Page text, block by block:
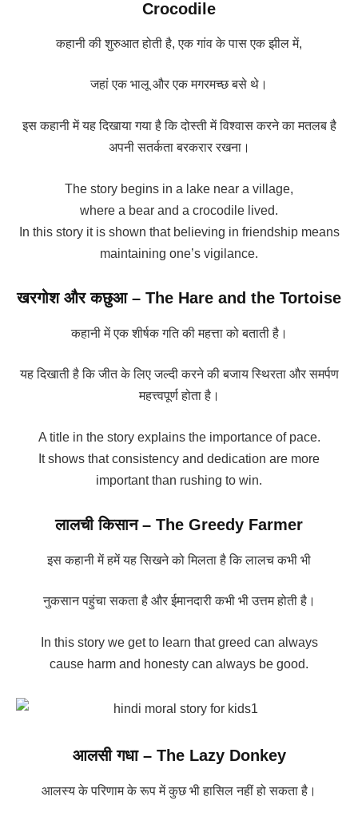
Crocodile
कहानी की शुरुआत होती है, एक गांव के पास एक झील में,
जहां एक भालू और एक मगरमच्छ बसे थे।
इस कहानी में यह दिखाया गया है कि दोस्ती में विश्वास करने का मतलब है
अपनी सतर्कता बरकरार रखना।
The story begins in a lake near a village,
where a bear and a crocodile lived.
In this story it is shown that believing in friendship means
maintaining one’s vigilance.
खरगोश और कछुआ – The Hare and the Tortoise
कहानी में एक शीर्षक गति की महत्ता को बताती है।
यह दिखाती है कि जीत के लिए जल्दी करने की बजाय स्थिरता और समर्पण
महत्त्वपूर्ण होता है।
A title in the story explains the importance of pace.
It shows that consistency and dedication are more
important than rushing to win.
लालची किसान – The Greedy Farmer
इस कहानी में हमें यह सिखने को मिलता है कि लालच कभी भी
नुकसान पहुंचा सकता है और ईमानदारी कभी भी उत्तम होती है।
In this story we get to learn that greed can always
cause harm and honesty can always be good.
आलसी गधा – The Lazy Donkey
आलस्य के परिणाम के रूप में कुछ भी हासिल नहीं हो सकता है।